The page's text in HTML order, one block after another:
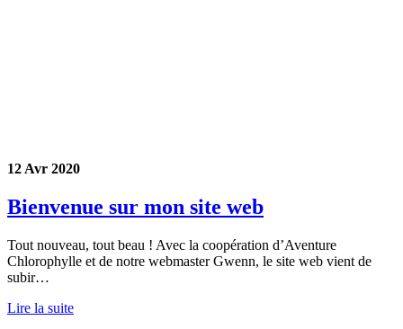
12 Avr 2020
Bienvenue sur mon site web
Tout nouveau, tout beau ! Avec la coopération d’Aventure
Chlorophylle et de notre webmaster Gwenn, le site web vient de
subir…
Lire la suite